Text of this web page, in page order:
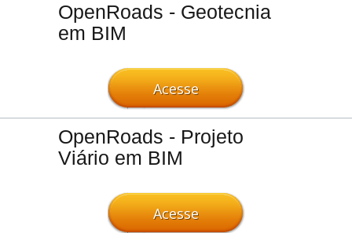
OpenRoads - Geotecnia
em BIM
Acesse
OpenRoads - Projeto
Viário em BIM
Acesse